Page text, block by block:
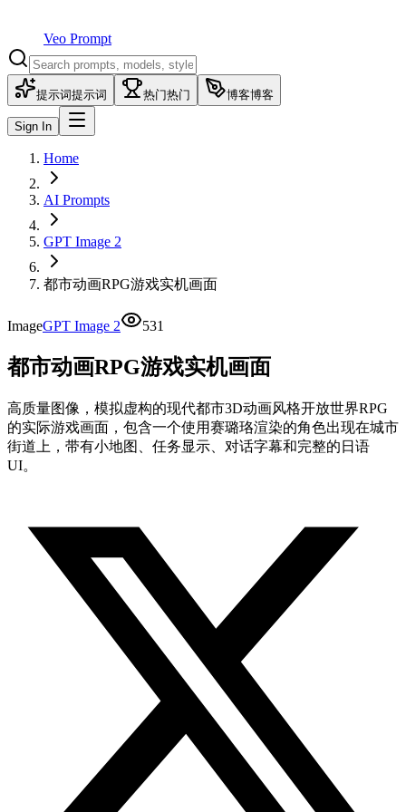
Veo Prompt
提示词提示词 热门热门 博客博客
Sign In
Home
AI Prompts
GPT Image 2
都市动画RPG游戏实机画面
ImageGPT Image 2 531
都市动画RPG游戏实机画面
高质量图像，模拟虚构的现代都市3D动画风格开放世界RPG
的实际游戏画面，包含一个使用赛璐珞渲染的角色出现在城市
街道上，带有小地图、任务显示、对话字幕和完整的日语
UI。